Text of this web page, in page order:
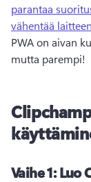
parantaa
vähentää
PWA on aivan
mutta parempi!
Vaihe 1: